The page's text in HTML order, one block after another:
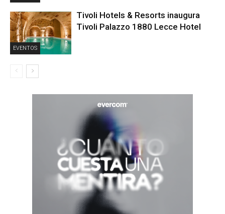
EVENTOS
Tivoli Hotels & Resorts inaugura
Tivoli Palazzo 1880 Lecce Hotel